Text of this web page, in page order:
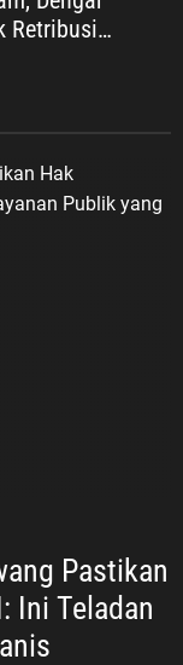
Retribusi
Pastikan
Ini Teladan